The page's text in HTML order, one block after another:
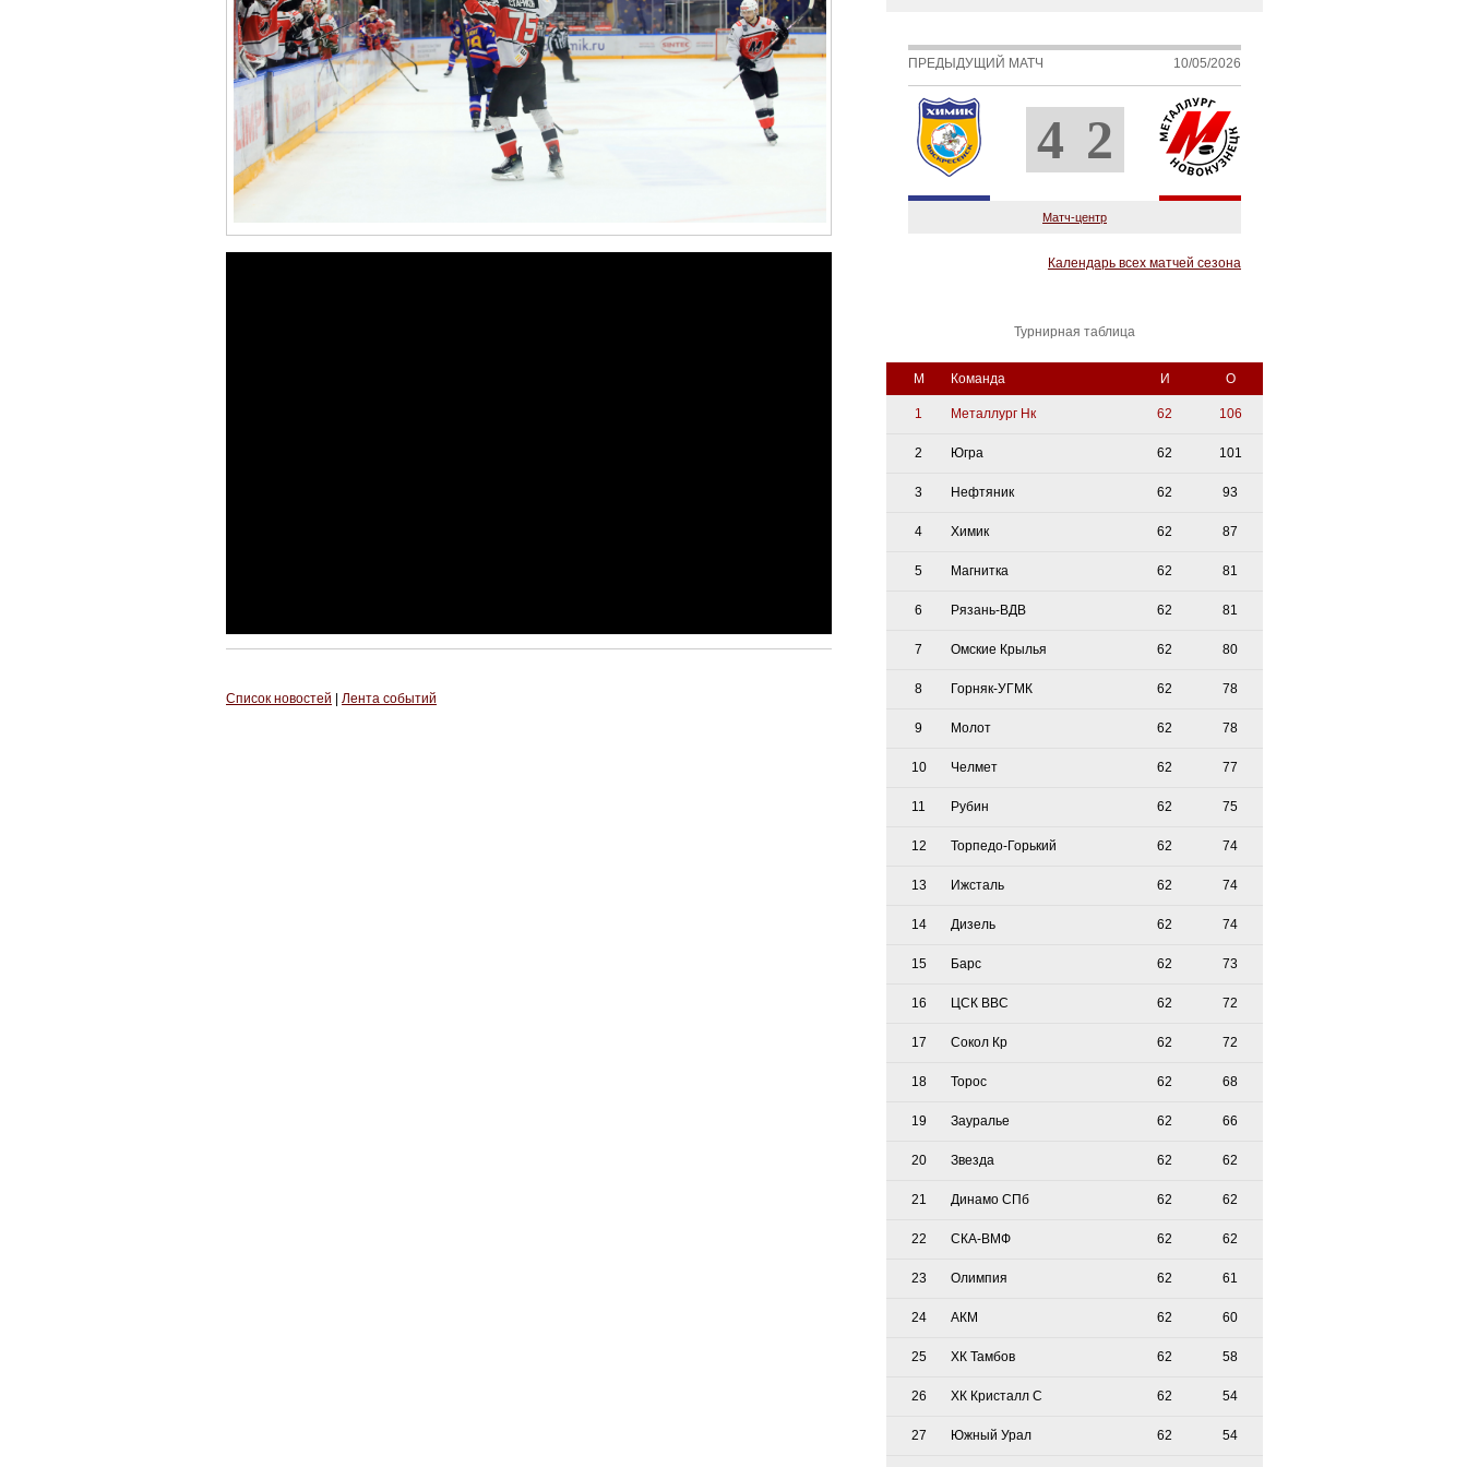
Список новостей Лента событий
ПРЕДЫДУЩИЙ МАТЧ 10/05/2026
4 2
Матч-центр
Календарь всех матчей сезона
Турнирная таблица
М Команда И О
1 Металлург Нк 62 106
2 Югра 62 101
3 Нефтяник 62 93
4 Химик 62 87
5 Магнитка 62 81
6 Рязань-ВДВ 62 81
7 Омские Крылья 62 80
8 Горняк-УГМК 62 78
9 Молот 62 78
10 Челмет 62 77
11 Рубин 62 75
12 Торпедо-Горький 62 74
13 Ижсталь 62 74
14 Дизель 62 74
15 Барс 62 73
16 ЦСК ВВС 62 72
17 Сокол Кр 62 72
18 Торос 62 68
19 Зауралье 62 66
20 Звезда 62 62
21 Динамо СПб 62 62
22 СКА-ВМФ 62 62
23 Олимпия 62 61
24 АКМ 62 60
25 ХК Тамбов 62 58
26 ХК Кристалл С 62 54
27 Южный Урал 62 54